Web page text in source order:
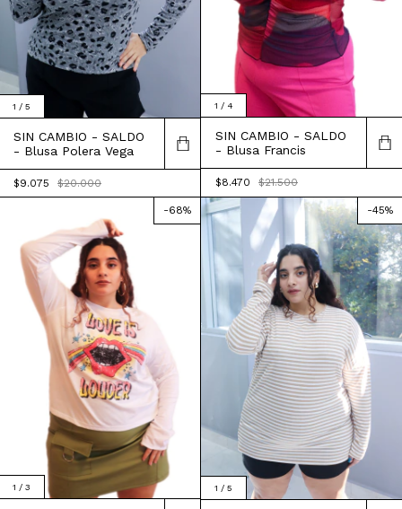
1 / 5
SIN CAMBIO - SALDO
- Blusa Polera Vega
$9.075 $20.000
1 / 4
SIN CAMBIO - SALDO
- Blusa Francis
$8.470 $21.500
1 / 3
-68%
1 / 5
-45%